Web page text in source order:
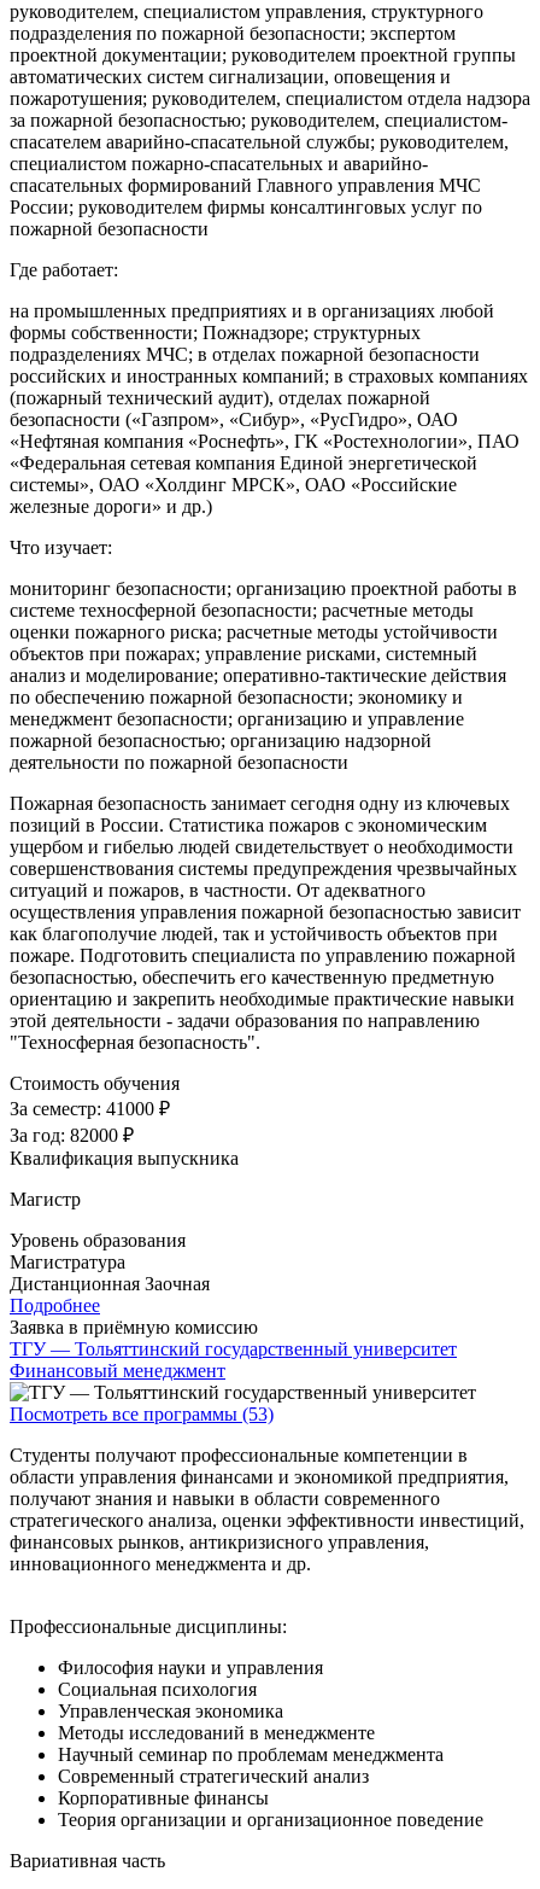
руководителем, специалистом управления, структурного
подразделения по пожарной безопасности; экспертом
проектной документации; руководителем проектной группы
автоматических систем сигнализации, оповещения и
пожаротушения; руководителем, специалистом отдела надзора
за пожарной безопасностью; руководителем, специалистом-
спасателем аварийно-спасательной службы; руководителем,
специалистом пожарно-спасательных и аварийно-
спасательных формирований Главного управления МЧС
России; руководителем фирмы консалтинговых услуг по
пожарной безопасности
Где работает:
на промышленных предприятиях и в организациях любой
формы собственности; Пожнадзоре; структурных
подразделениях МЧС; в отделах пожарной безопасности
российских и иностранных компаний; в страховых компаниях
(пожарный технический аудит), отделах пожарной
безопасности («Газпром», «Сибур», «РусГидро», ОАО
«Нефтяная компания «Роснефть», ГК «Ростехнологии», ПАО
«Федеральная сетевая компания Единой энергетической
системы», ОАО «Холдинг МРСК», ОАО «Российские
железные дороги» и др.)
Что изучает:
мониторинг безопасности; организацию проектной работы в
системе техносферной безопасности; расчетные методы
оценки пожарного риска; расчетные методы устойчивости
объектов при пожарах; управление рисками, системный
анализ и моделирование; оперативно-тактические действия
по обеспечению пожарной безопасности; экономику и
менеджмент безопасности; организацию и управление
пожарной безопасностью; организацию надзорной
деятельности по пожарной безопасности
Пожарная безопасность занимает сегодня одну из ключевых
позиций в России. Статистика пожаров с экономическим
ущербом и гибелью людей свидетельствует о необходимости
совершенствования системы предупреждения чрезвычайных
ситуаций и пожаров, в частности. От адекватного
осуществления управления пожарной безопасностью зависит
как благополучие людей, так и устойчивость объектов при
пожаре. Подготовить специалиста по управлению пожарной
безопасностью, обеспечить его качественную предметную
ориентацию и закрепить необходимые практические навыки
этой деятельности - задачи образования по направлению
"Техносферная безопасность".
Стоимость обучения
За семестр: 41000 ₽
За год: 82000 ₽
Квалификация выпускника
Магистр
Уровень образования
Магистратура
Дистанционная Заочная
Подробнее
Заявка в приёмную комиссию
ТГУ — Тольяттинский государственный университет
Финансовый менеджмент
Посмотреть все программы (53)
Студенты получают профессиональные компетенции в
области управления финансами и экономикой предприятия,
получают знания и навыки в области современного
стратегического анализа, оценки эффективности инвестиций,
финансовых рынков, антикризисного управления,
инновационного менеджмента и др.
Профессиональные дисциплины:
Философия науки и управления
Социальная психология
Управленческая экономика
Методы исследований в менеджменте
Научный семинар по проблемам менеджмента
Современный стратегический анализ
Корпоративные финансы
Теория организации и организационное поведение
Вариативная часть